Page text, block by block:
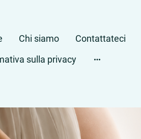
Chi siamo Contattateci
sulla privacy